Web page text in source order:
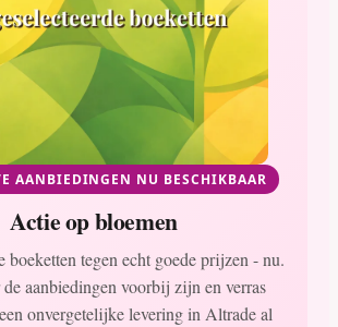
AANBIEDINGEN NU BESCHIKBAAR
Actie op bloemen
boeketten tegen echt goede prijzen - nu.
aanbiedingen voorbij zijn en verras
onvergetelijke levering in Altrade al